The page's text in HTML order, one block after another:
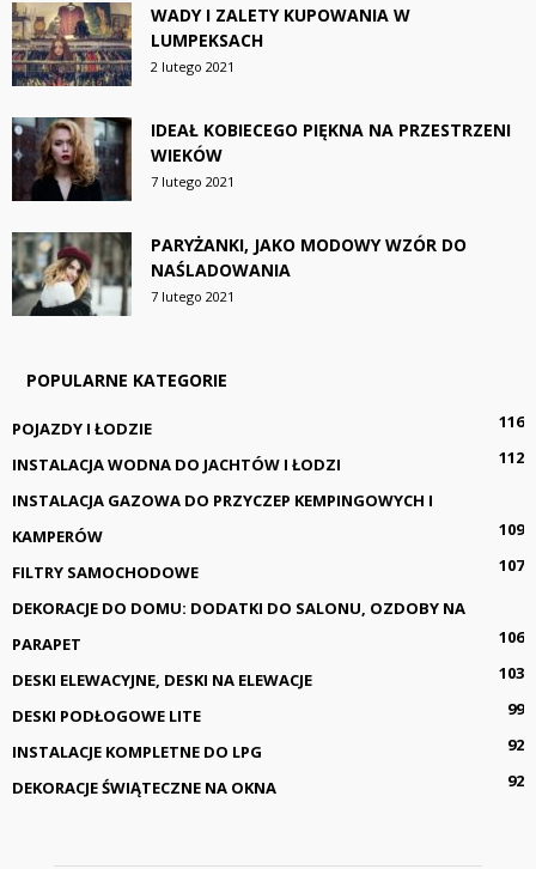
WADY I ZALETY KUPOWANIA W
LUMPEKSACH
2 lutego 2021
IDEAŁ KOBIECEGO PIĘKNA NA PRZESTRZENI
WIEKÓW
7 lutego 2021
PARYŻANKI, JAKO MODOWY WZÓR DO
NAŚLADOWANIA
7 lutego 2021
POPULARNE KATEGORIE
POJAZDY I ŁODZIE
116
INSTALACJA WODNA DO JACHTÓW I ŁODZI
112
INSTALACJA GAZOWA DO PRZYCZEP KEMPINGOWYCH I
KAMPERÓW
109
FILTRY SAMOCHODOWE
107
DEKORACJE DO DOMU: DODATKI DO SALONU, OZDOBY NA
PARAPET
106
DESKI ELEWACYJNE, DESKI NA ELEWACJE
103
DESKI PODŁOGOWE LITE
99
INSTALACJE KOMPLETNE DO LPG
92
DEKORACJE ŚWIĄTECZNE NA OKNA
92